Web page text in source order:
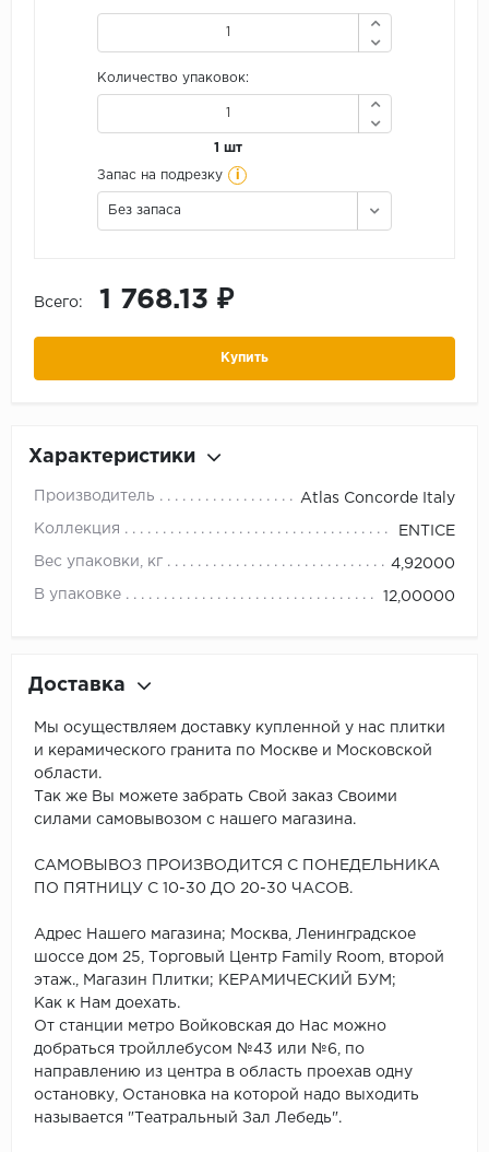
Количество упаковок:
1 шт
Запас на подрезку i
Без запаса
Всего: 1 768.13 ₽
Купить
Характеристики
Производитель Atlas Concorde Italy
Коллекция ENTICE
Вес упаковки, кг 4,92000
В упаковке 12,00000
Доставка
Мы осуществляем доставку купленной у нас плитки
и керамического гранита по Москве и Московской
области.
Так же Вы можете забрать Свой заказ Своими
силами самовывозом с нашего магазина.
САМОВЫВОЗ ПРОИЗВОДИТСЯ С ПОНЕДЕЛЬНИКА
ПО ПЯТНИЦУ С 10-30 ДО 20-30 ЧАСОВ.
Адрес Нашего магазина; Москва, Ленинградское
шоссе дом 25, Торговый Центр Family Room, второй
этаж., Магазин Плитки; КЕРАМИЧЕСКИЙ БУМ;
Как к Нам доехать.
От станции метро Войковская до Нас можно
добраться тройллебусом №43 или №6, по
направлению из центра в область проехав одну
остановку, Остановка на которой надо выходить
называется "Театральный Зал Лебедь".